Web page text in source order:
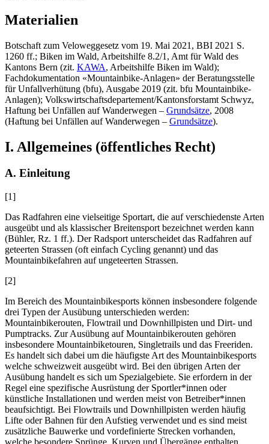
Materialien
Botschaft zum Veloweggesetz vom 19. Mai 2021, BBI 2021 S.
1260 ff.; Biken im Wald, Arbeitshilfe 8.2/1, Amt für Wald des
Kantons Bern (zit. KAWA, Arbeitshilfe Biken im Wald);
Fachdokumentation «Mountainbike-Anlagen» der Beratungsstelle
für Unfallverhütung (bfu), Ausgabe 2019 (zit. bfu Mountainbike-
Anlagen); Volkswirtschaftsdepartement/Kantonsforstamt Schwyz,
Haftung bei Unfällen auf Wanderwegen – Grundsätze, 2008
(Haftung bei Unfällen auf Wanderwegen – Grundsätze).
I. Allgemeines (öffentliches Recht)
A. Einleitung
[1]
Das Radfahren eine vielseitige Sportart, die auf verschiedenste Arten
ausgeübt und als klassischer Breitensport bezeichnet werden kann
(Bühler, Rz. 1 ff.). Der Radsport unterscheidet das Radfahren auf
geteerten Strassen (oft einfach Cycling genannt) und das
Mountainbikefahren auf ungeteerten Strassen.
[2]
Im Bereich des Mountainbikesports können insbesondere folgende
drei Typen der Ausübung unterschieden werden:
Mountainbikerouten, Flowtrail und Downhillpisten und Dirt- und
Pumptracks. Zur Ausübung auf Mountainbikerouten gehören
insbesondere Mountainbiketouren, Singletrails und das Freeriden.
Es handelt sich dabei um die häufigste Art des Mountainbikesports
welche schweizweit ausgeübt wird. Bei den übrigen Arten der
Ausübung handelt es sich um Spezialgebiete. Sie erfordern in der
Regel eine spezifische Ausrüstung der Sportler*innen oder
künstliche Installationen und werden meist von Betreiber*innen
beaufsichtigt. Bei Flowtrails und Downhillpisten werden häufig
Lifte oder Bahnen für den Aufstieg verwendet und es sind meist
zusätzliche Bauwerke und vordefinierte Strecken vorhanden,